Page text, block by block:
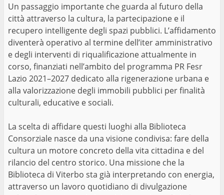
Un passaggio importante che guarda al futuro della
città attraverso la cultura, la partecipazione e il
recupero intelligente degli spazi pubblici. L’affidamento
diventerà operativo al termine dell’iter amministrativo
e degli interventi di riqualificazione attualmente in
corso, finanziati nell’ambito del programma PR Fesr
Lazio 2021–2027 dedicato alla rigenerazione urbana e
alla valorizzazione degli immobili pubblici per finalità
culturali, educative e sociali.
La scelta di affidare questi luoghi alla Biblioteca
Consorziale nasce da una visione condivisa: fare della
cultura un motore concreto della vita cittadina e del
rilancio del centro storico. Una missione che la
Biblioteca di Viterbo sta già interpretando con energia,
attraverso un lavoro quotidiano di divulgazione